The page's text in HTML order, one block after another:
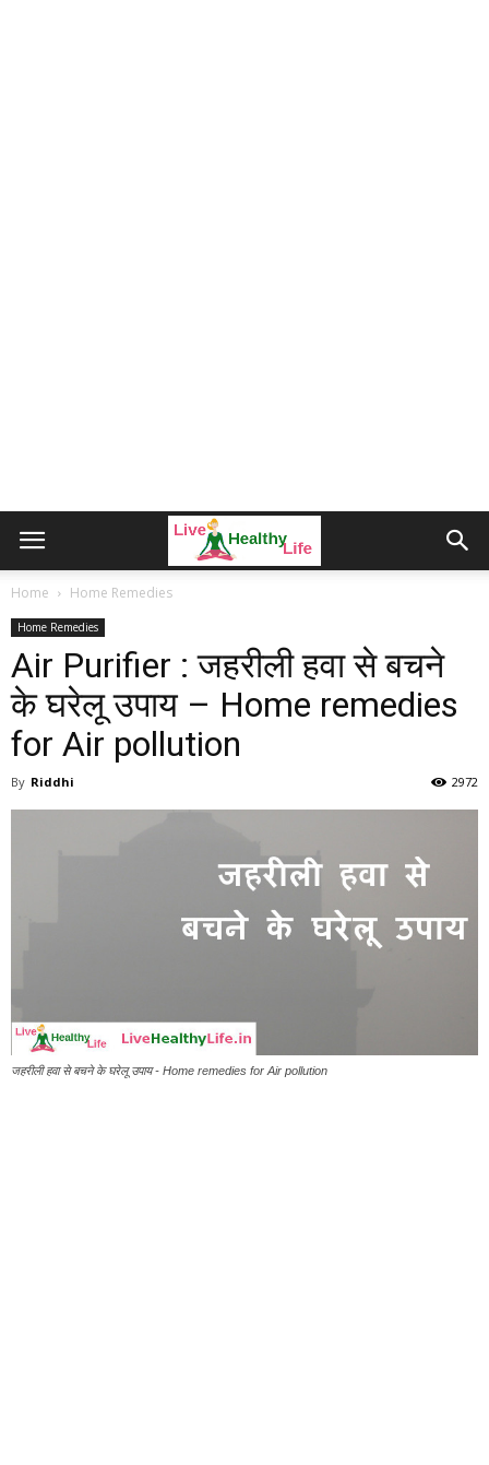
Home Home Remedies
Home Remedies
Air Purifier : जहरीली हवा से बचने
के घरेलू उपाय – Home remedies
for Air pollution
By Riddhi 2972
जहरीली हवा से बचने के घरेलू उपाय - Home remedies for Air pollution